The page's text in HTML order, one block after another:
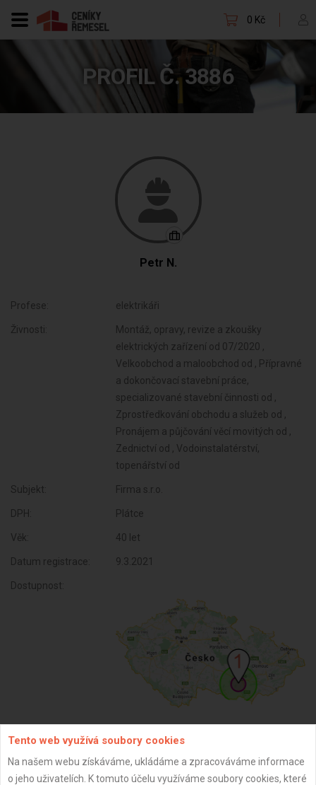
0 Kč
PROFIL Č. 3886
Petr N.
Profese: elektrikáři
Živnosti:
Montáž, opravy, revize a zkoušky
elektrických zařízení od 07/2020 ,
Velkoobchod a maloobchod od , Přípravné
a dokončovací stavební práce,
specializované stavební činnosti od ,
Zprostředkování obchodu a služeb od ,
Pronájem a půjčování věcí movitých od ,
Zednictví od , Vodoinstalatérství,
topenářství od
Subjekt: Firma s.r.o.
DPH: Plátce
Věk: 40 let
Datum registrace: 9.3.2021
Dostupnost:
Tento web využívá soubory cookies
Na našem webu získáváme, ukládáme a zpracováváme informace
o jeho uživatelích. K tomuto účelu využíváme soubory cookies, které